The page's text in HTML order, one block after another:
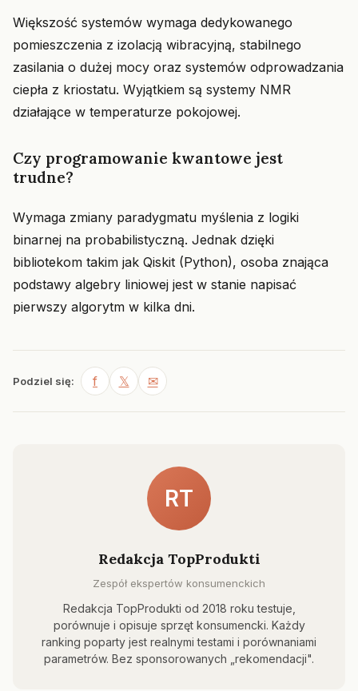
Większość systemów wymaga dedykowanego
pomieszczenia z izolacją wibracyjną, stabilnego
zasilania o dużej mocy oraz systemów odprowadzania
ciepła z kriostatu. Wyjątkiem są systemy NMR
działające w temperaturze pokojowej.
Czy programowanie kwantowe jest
trudne?
Wymaga zmiany paradygmatu myślenia z logiki
binarnej na probabilistyczną. Jednak dzięki
bibliotekom takim jak Qiskit (Python), osoba znająca
podstawy algebry liniowej jest w stanie napisać
pierwszy algorytm w kilka dni.
Podziel się: f 𝕏 ✉
RT
Redakcja TopProdukti
Zespół ekspertów konsumenckich
Redakcja TopProdukti od 2018 roku testuje,
porównuje i opisuje sprzęt konsumencki. Każdy
ranking poparty jest realnymi testami i porównaniami
parametrów. Bez sponsorowanych „rekomendacji".